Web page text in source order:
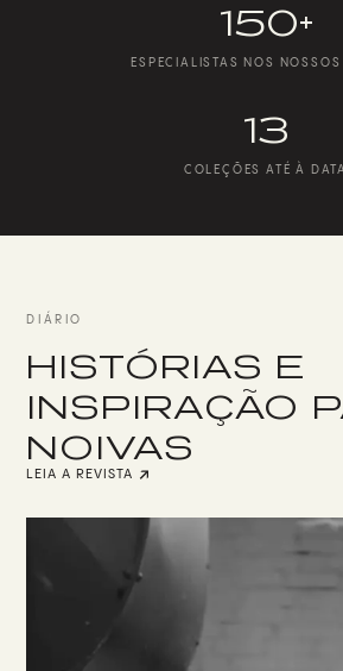
150+
ESPECIALISTAS NOS NOSSOS
13
COLEÇÕES ATÉ À
DIÁRIO
HISTÓRIAS E
INSPIRAÇÃO
NOIVAS
LEIA A REVISTA